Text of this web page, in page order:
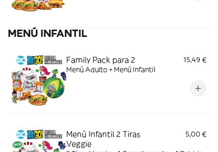
MENÚ INFANTIL
Family Pack para 2
15,49 €
Menú Adulto + Menú Infantil
Menú Infantil 2 Tiras
Veggie
5,00 €